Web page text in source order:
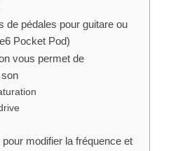
de pédales pour guitare ou
Pocket Pod)
vous permet de
son
modifier la fréquence et